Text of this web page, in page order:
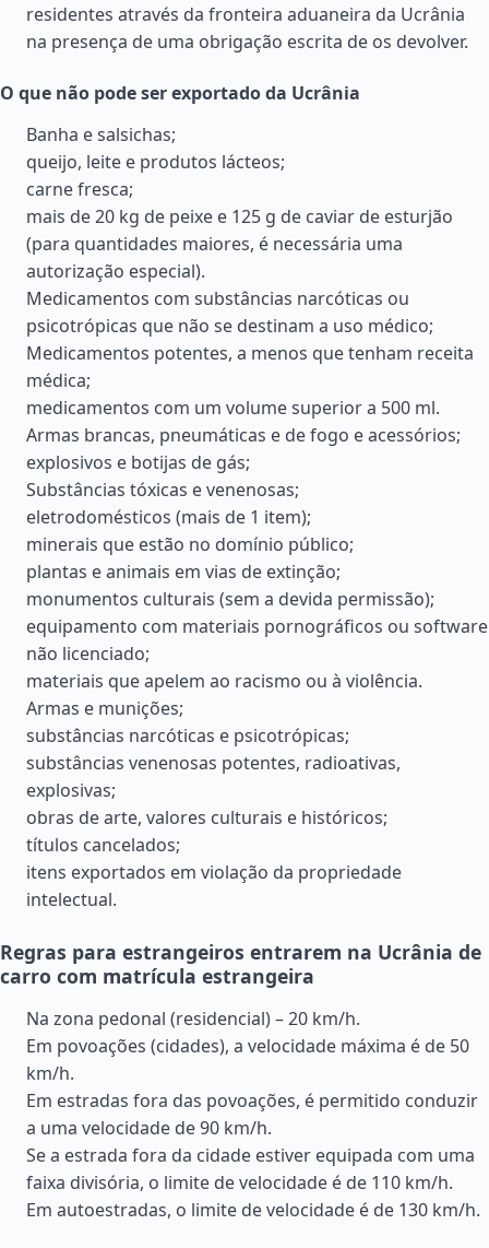
residentes através da fronteira aduaneira da Ucrânia
na presença de uma obrigação escrita de os devolver.
O que não pode ser exportado da Ucrânia
Banha e salsichas;
queijo, leite e produtos lácteos;
carne fresca;
mais de 20 kg de peixe e 125 g de caviar de esturjão
(para quantidades maiores, é necessária uma
autorização especial).
Medicamentos com substâncias narcóticas ou
psicotrópicas que não se destinam a uso médico;
Medicamentos potentes, a menos que tenham receita
médica;
medicamentos com um volume superior a 500 ml.
Armas brancas, pneumáticas e de fogo e acessórios;
explosivos e botijas de gás;
Substâncias tóxicas e venenosas;
eletrodomésticos (mais de 1 item);
minerais que estão no domínio público;
plantas e animais em vias de extinção;
monumentos culturais (sem a devida permissão);
equipamento com materiais pornográficos ou software
não licenciado;
materiais que apelem ao racismo ou à violência.
Armas e munições;
substâncias narcóticas e psicotrópicas;
substâncias venenosas potentes, radioativas,
explosivas;
obras de arte, valores culturais e históricos;
títulos cancelados;
itens exportados em violação da propriedade
intelectual.
Regras para estrangeiros entrarem na Ucrânia de
carro com matrícula estrangeira
Na zona pedonal (residencial) – 20 km/h.
Em povoações (cidades), a velocidade máxima é de 50
km/h.
Em estradas fora das povoações, é permitido conduzir
a uma velocidade de 90 km/h.
Se a estrada fora da cidade estiver equipada com uma
faixa divisória, o limite de velocidade é de 110 km/h.
Em autoestradas, o limite de velocidade é de 130 km/h.